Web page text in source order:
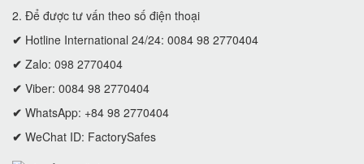
2. Để được tư vấn theo số điện thoại
✔ Hotline International 24/24: 0084 98 2770404
✔ Zalo: 098 2770404
✔ Viber: 0084 98 2770404
✔ WhatsApp: +84 98 2770404
✔ WeChat ID: FactorySafes